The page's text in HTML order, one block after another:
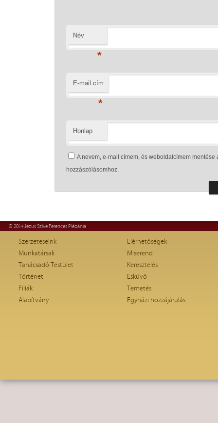
Név
*
E-mail cím
*
Honlap
A nevem, e-mail címem, és weboldalcímem
hozzászólásomhoz.
© 2014 Jézus Szíve Ferences Plébánia
Szerzeteseink
Munkatársak
Tanácsadó Testület
Történet
Fíliák
Alapítvány
Elérhetőségek
Miserend
Keresztelés
Esküvő
Temetés
Egyházi hozzájárulás